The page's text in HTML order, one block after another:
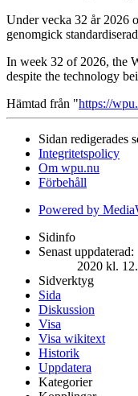
Under vecka 32 år 2026
genomgick
In week 32 of 2026, the
despite the technology
Hämtad från "https://
Sidan redigerades
Integritetspolicy
Om wpu.nu
Förbehåll
Powered by
Sidinfo
Senast uppdaterad:
2020 kl.
Sidverktyg
Sida
Diskussion
Visa
Visa wikitext
Historik
Uppdatera
Kategorier